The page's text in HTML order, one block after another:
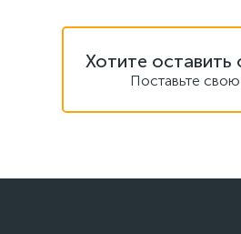
Хотите оставить
Поставьте